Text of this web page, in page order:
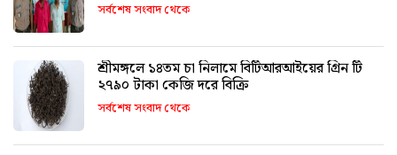
সর্বশেষ সংবাদ থেকে
শ্রীমঙ্গলে ১৪তম চা নিলামে বিটিআরআইয়ের গ্রিন টি
২৭৯০ টাকা কেজি দরে বিক্রি
সর্বশেষ সংবাদ থেকে